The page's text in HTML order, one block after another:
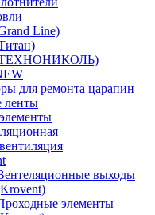
Line)
(ТЕХНОНИКОЛЬ)
для ремонта царапин
ленты
выходы
элементы